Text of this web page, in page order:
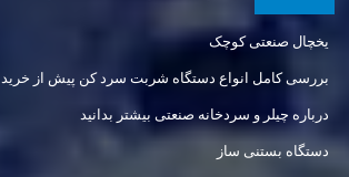
یخچال صنعتی کوچک
بررسی کامل انواع دستگاه شربت سرد کن پیش از خرید
درباره چیلر و سردخانه صنعتی بیشتر بدانید
دستگاه بستنی ساز